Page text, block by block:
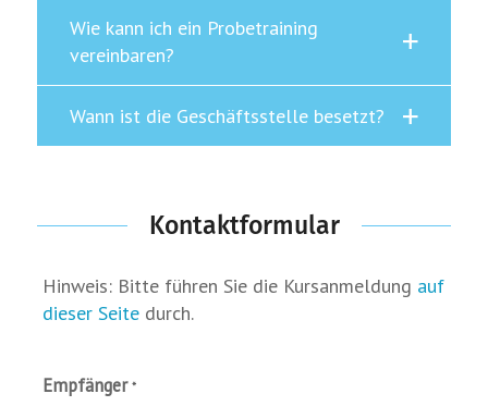
Wie kann ich ein Probetraining
vereinbaren?
Wann ist die Geschäftsstelle besetzt?
Kontaktformular
Hinweis: Bitte führen Sie die Kursanmeldung auf
dieser Seitedurch.
Empfänger*